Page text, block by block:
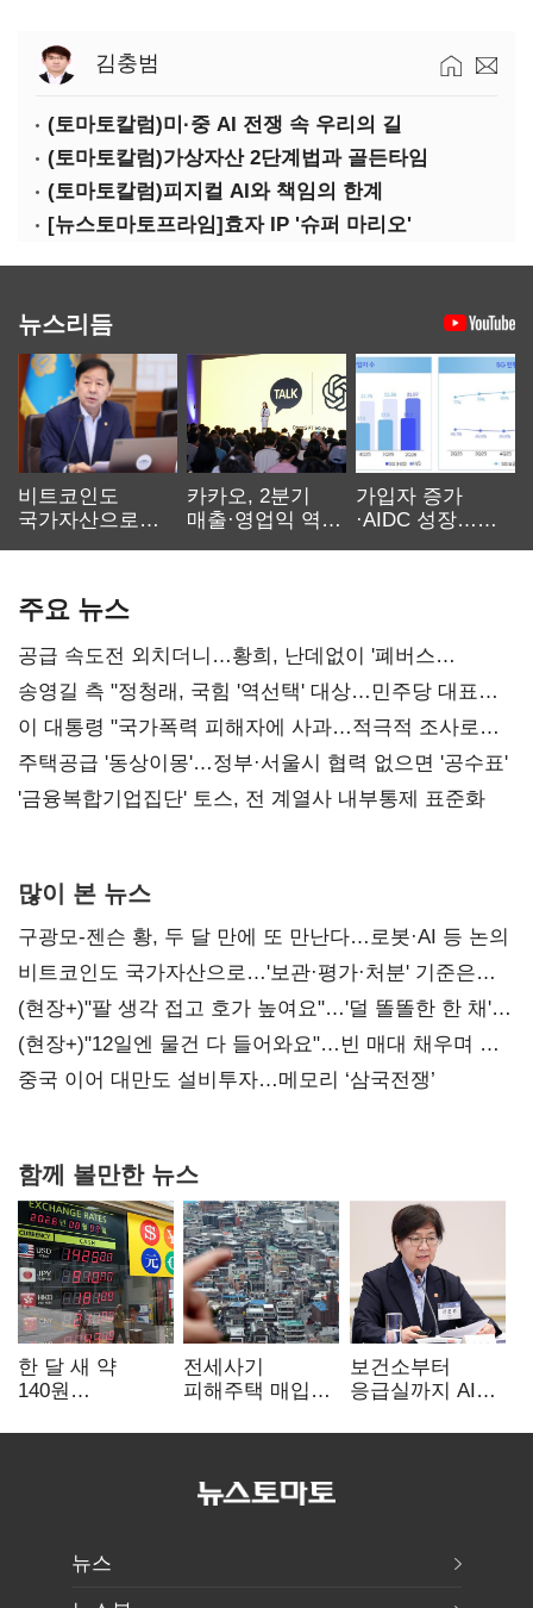
김충범
(토마토칼럼)미·중 AI 전쟁 속 우리의 길
(토마토칼럼)가상자산 2단계법과 골든타임
(토마토칼럼)피지컬 AI와 책임의 한계
[뉴스토마토프라임]효자 IP '슈퍼 마리오'
뉴스리듬
비트코인도
국가자산으로…'
카카오, 2분기
매출·영업익 역대
가입자 증가
·AIDC 성장…
주요 뉴스
공급 속도전 외치더니…황희, 난데없이 '폐버스
리모델링' 제안
송영길 측 "정청래, 국힘 '역선택' 대상…민주당 대표로
총선 지휘 못해"
이 대통령 "국가폭력 피해자에 사과…적극적 조사로
진실 밝혀야"
주택공급 '동상이몽'…정부·서울시 협력 없으면 '공수표'
'금융복합기업집단' 토스, 전 계열사 내부통제 표준화
많이 본 뉴스
구광모-젠슨 황, 두 달 만에 또 만난다…로봇·AI 등 논의
비트코인도 국가자산으로…'보관·평가·처분' 기준은
숙제
(현장+)"팔 생각 접고 호가 높여요"…'덜 똘똘한 한 채'
20억 키맞추기
(현장+)"12일엔 물건 다 들어와요"…빈 매대 채우며 문
연 홈플러스
중국 이어 대만도 설비투자…메모리 ‘삼국전쟁’
함께 볼만한 뉴스
한 달 새 약
140원
엔저'에 원화
전세사기
피해주택 매입
누적 피해자
보건소부터
응급실까지 AI
혁신 본격화
뉴스